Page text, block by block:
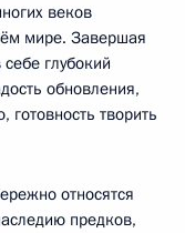
веков
мире. Завершая
глубокий
обновления,
творить
относятся
предков,